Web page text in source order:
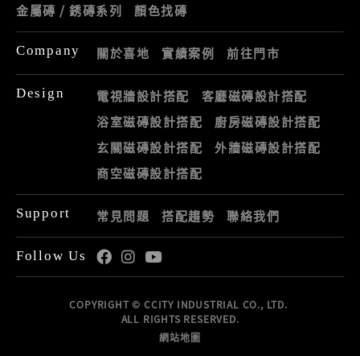
金屬磚 / 銹磚系列
顏色找磚
Company 關於喜地 實績案例 前往門市
Design 電視牆設計搭配
客廳磁磚設計搭配
浴室磁磚設計搭配
廚房磁磚設計搭配
玄關磁磚設計搭配
外牆磁磚設計搭配
商空磁磚設計搭配
Support 常見問題 搭配趨勢 聯絡我們
Follow Us
COPYRIGHT © CCITY INDUSTRIAL CO., LTD.
ALL RIGHTS RESERVED.
網站地圖